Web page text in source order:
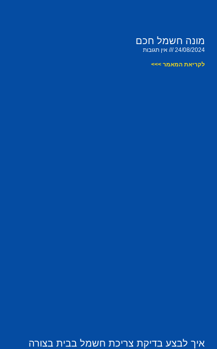
מונה חשמל חכם
24/08/2024 אין תגובות
לקריאת המאמר >>>
איך לבצע בדיקת צריכת חשמל בבית בצורה